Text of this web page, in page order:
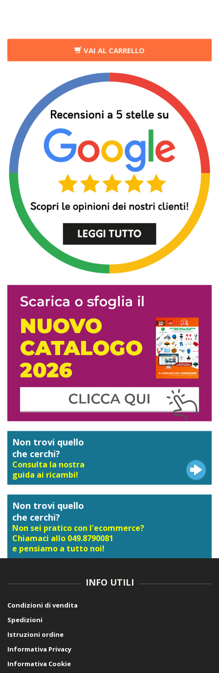
VAI AL CARRELLO
Non trovi quello
che cerchi?
Consulta la nostra
guida ai ricambi!
Non trovi quello
che cerchi?
Non sei pratico con l'ecommerce?
Chiamaci allo 049.8790081
e pensiamo a tutto noi!
INFO UTILI
Condizioni di vendita
Spedizioni
Istruzioni ordine
Informativa Privacy
Informativa Cookie